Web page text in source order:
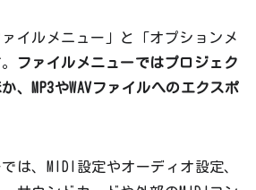
イルメニュー」と「オプションメ
ファイルメニューではプロジェク
、MP3やWAVファイルへのエクスポ
は、MIDI設定やオーディオ設定、